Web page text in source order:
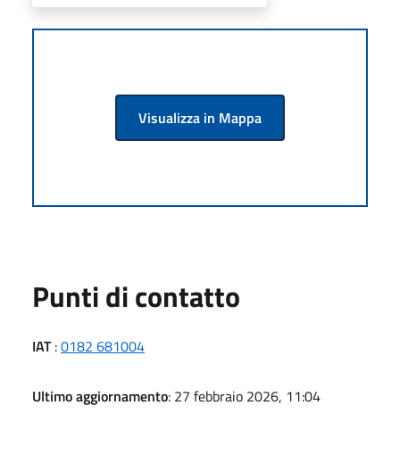
Visualizza in Mappa
Punti di contatto
IAT:0182 681004
Ultimo aggiornamento: 27 febbraio 2026, 11:04